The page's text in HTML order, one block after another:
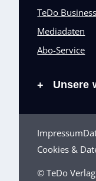
TeDo Business
Mediadaten
Abo-Service
+ Unsere
Impressum
Cookies &
© TeDo